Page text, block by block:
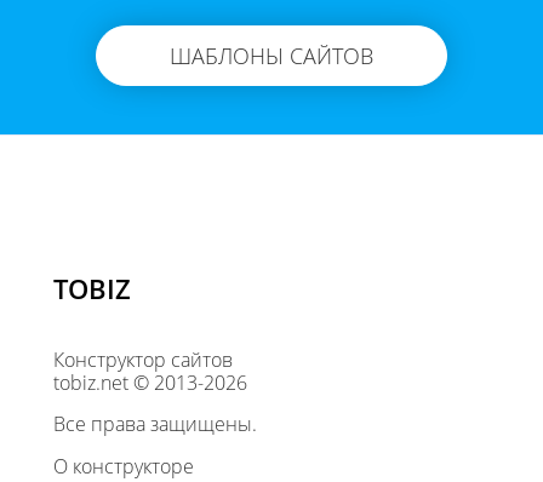
ШАБЛОНЫ САЙТОВ
TOBIZ
Конструктор сайтов
tobiz.net © 2013-2026
Все права защищены.
О конструкторе